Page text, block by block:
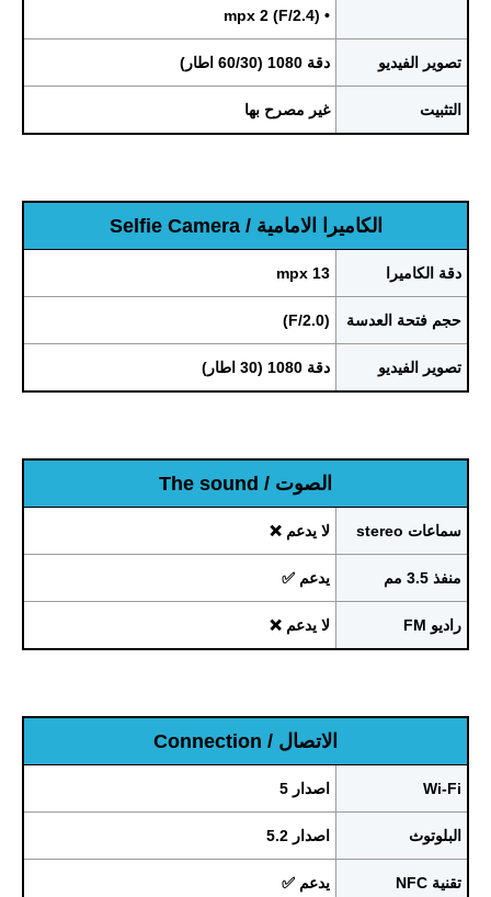
• mpx 2 (F/2.4)
تصوير الفيديو دقة 1080 (60/30 اطار)
التثبيت غير مصرح بها
الكاميرا الامامية / Selfie Camera
دقة الكاميرا 13 mpx
حجم فتحة العدسة (F/2.0)
تصوير الفيديو دقة 1080 (30 اطار)
الصوت / The sound
سماعات stereo لا يدعم ❌
منفذ 3.5 مم يدعم ✅
راديو FM لا يدعم ❌
الاتصال / Connection
Wi-Fi اصدار 5
البلوتوث اصدار 5.2
تقنية NFC يدعم ✅